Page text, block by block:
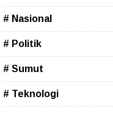
# Nasional
# Politik
# Sumut
# Teknologi